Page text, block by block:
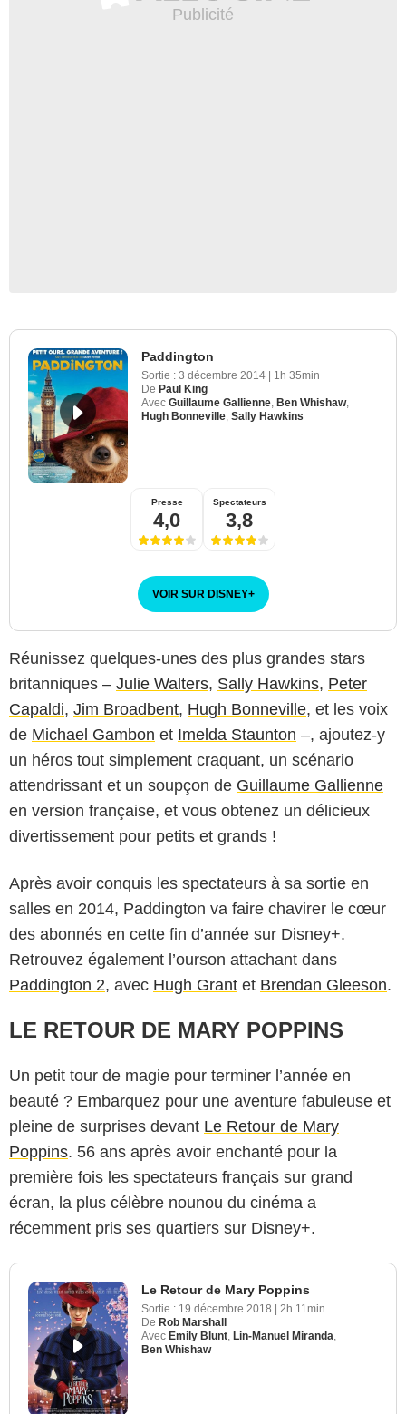
Paddington
Sortie : 3 décembre 2014 | 1h 35min
De Paul King
Avec Guillaume Gallienne Ben Whishaw,
Hugh Bonneville Sally Hawkins
Presse
4,0
Spectateurs
3,8
VOIR SUR DISNEY+
Réunissez quelques-unes des plus grandes stars
britanniques – Julie Walters, Sally Hawkins, Peter
Capaldi, Jim Broadbent, Hugh Bonneville, et les voix
de Michael Gambon et Imelda Staunton –, ajoutez-y
un héros tout simplement craquant, un scénario
attendrissant et un soupçon de Guillaume Gallienne
en version française, et vous obtenez un délicieux
divertissement pour petits et grands !
Après avoir conquis les spectateurs à sa sortie en
salles en 2014, Paddington va faire chavirer le cœur
des abonnés en cette fin d’année sur Disney+.
Retrouvez également l’ourson attachant dans
Paddington 2, avec Hugh Grant et Brendan Gleeson.
LE RETOUR DE MARY POPPINS
Un petit tour de magie pour terminer l’année en
beauté ? Embarquez pour une aventure fabuleuse et
pleine de surprises devant Le Retour de Mary
Poppins. 56 ans après avoir enchanté pour la
première fois les spectateurs français sur grand
écran, la plus célèbre nounou du cinéma a
récemment pris ses quartiers sur Disney+.
Le Retour de Mary Poppins
Sortie : 19 décembre 2018 | 2h 11min
De Rob Marshall
Avec Emily Blunt Lin-Manuel Miranda
Ben Whishaw